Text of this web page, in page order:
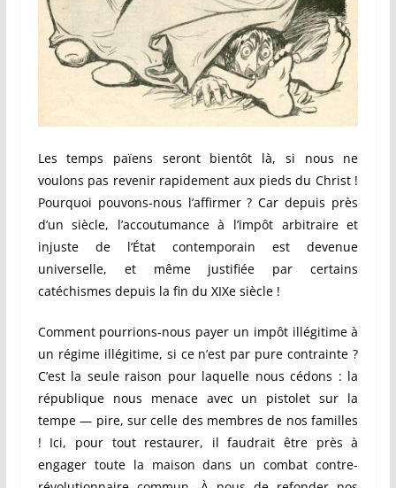
Les temps païens seront bientôt là, si nous ne
voulons pas revenir rapidement aux pieds du Christ !
Pourquoi pouvons-nous l’affirmer ? Car depuis près
d’un siècle, l’accoutumance à l’impôt arbitraire et
injuste de l’État contemporain est devenue
universelle, et même justifiée par certains
catéchismes depuis la fin du XIXe siècle !
Comment pourrions-nous payer un impôt illégitime à
un régime illégitime, si ce n’est par pure contrainte ?
C’est la seule raison pour laquelle nous cédons : la
république nous menace avec un pistolet sur la
tempe — pire, sur celle des membres de nos familles
! Ici, pour tout restaurer, il faudrait être près à
engager toute la maison dans un combat contre-